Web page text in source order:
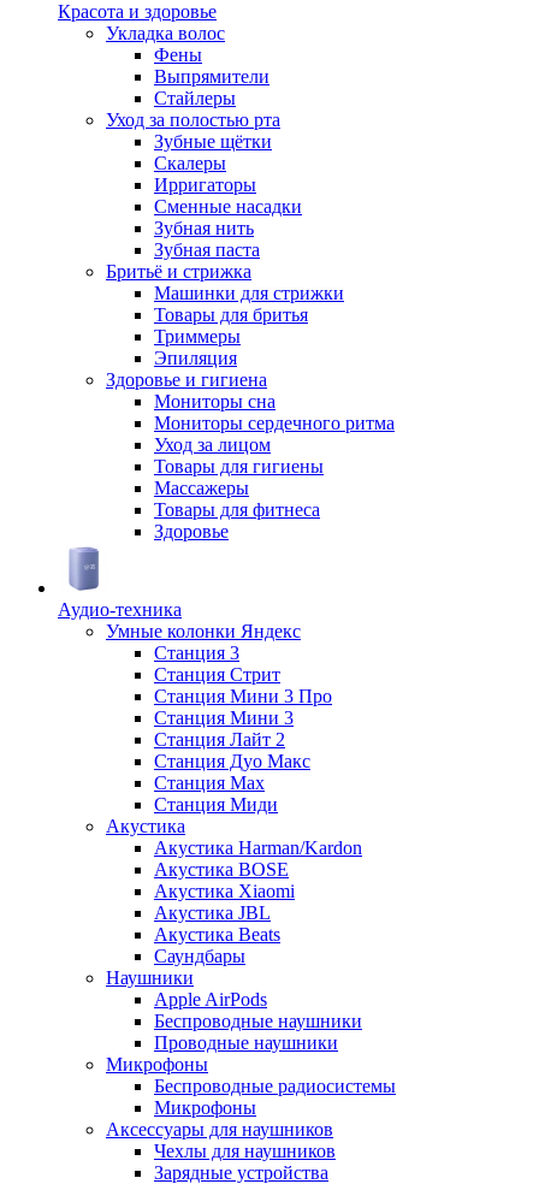
Красота и здоровье
Укладка волос
Фены
Выпрямители
Стайлеры
Уход за полостью рта
Зубные щётки
Скалеры
Ирригаторы
Сменные насадки
Зубная нить
Зубная паста
Бритьё и стрижка
Машинки для стрижки
Товары для бритья
Триммеры
Эпиляция
Здоровье и гигиена
Мониторы сна
Мониторы сердечного ритма
Уход за лицом
Товары для гигиены
Массажеры
Товары для фитнеса
Здоровье
Аудио-техника
Умные колонки Яндекс
Станция 3
Станция Стрит
Станция Мини 3 Про
Станция Мини 3
Станция Лайт 2
Станция Дуо Макс
Станция Max
Станция Миди
Акустика
Акустика Harman/Kardon
Акустика BOSE
Акустика Xiaomi
Акустика JBL
Акустика Beats
Саундбары
Наушники
Apple AirPods
Беспроводные наушники
Проводные наушники
Микрофоны
Беспроводные радиосистемы
Микрофоны
Аксессуары для наушников
Чехлы для наушников
Зарядные устройства